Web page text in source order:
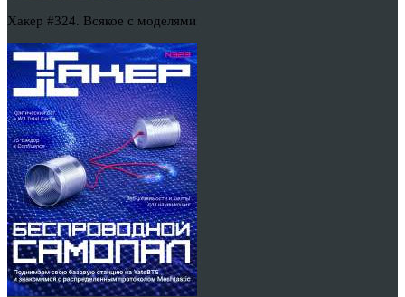
Хакер #324. Всякое с моделями